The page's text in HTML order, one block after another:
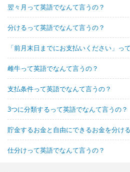
翌々月って英語でなんて言うの？
分けるって英語でなんて言うの？
「前月末日までにお支払いください」っ
雌牛って英語でなんて言うの？
支払条件って英語でなんて言うの？
3つに分類するって英語でなんて言うの？
貯金するお金と自由にできるお金を分け
仕分けって英語でなんて言うの？